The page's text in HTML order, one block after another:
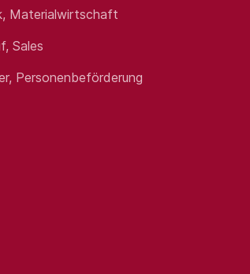
Materialwirtschaft
Sales
Personenbeförderung